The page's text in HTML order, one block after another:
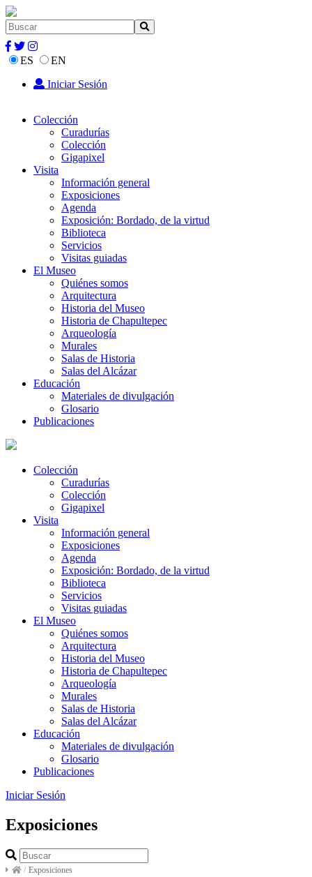
ES
EN
Iniciar Sesión
Colección
Curadurías
Colección
Gigapixel
Visita
Información general
Exposiciones
Agenda
Exposición: Bordado, de la virtud
Biblioteca
Servicios
Visitas guiadas
El Museo
Quiénes somos
Arquitectura
Historia del Museo
Historia de Chapultepec
Arqueología
Murales
Salas de Historia
Salas del Alcázar
Educación
Materiales de divulgación
Glosario
Publicaciones
Colección
Curadurías
Colección
Gigapixel
Visita
Información general
Exposiciones
Agenda
Exposición: Bordado, de la virtud
Biblioteca
Servicios
Visitas guiadas
El Museo
Quiénes somos
Arquitectura
Historia del Museo
Historia de Chapultepec
Arqueología
Murales
Salas de Historia
Salas del Alcázar
Educación
Materiales de divulgación
Glosario
Publicaciones
Iniciar Sesión
Exposiciones
/ Exposiciones